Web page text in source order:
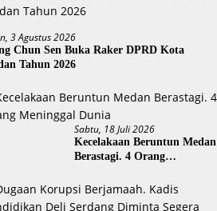
3 Agustus 2026
Chun Sen Buka Raker DPRD Kota
Tahun 2026
Sabtu, 18 Juli 2026
Kecelakaan Beruntun Medan
Berastagi. 4 Orang